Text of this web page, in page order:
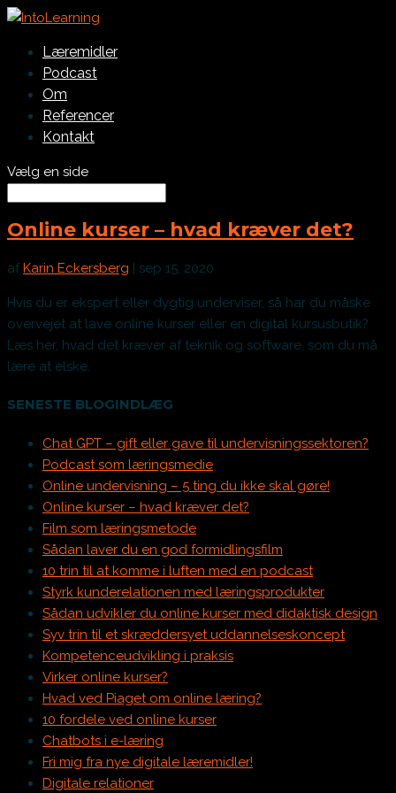
Læremidler
Podcast
Om
Referencer
Kontakt
Vælg en side
Online kurser – hvad kræver det?
afKarin Eckersberg | sep 15, 2020
Hvis du er ekspert eller dygtig underviser, så har du måske
overvejet at lave online kurser eller en digital kursusbutik?
Læs her, hvad det kræver af teknik og software, som du må
lære at elske.
SENESTE BLOGINDLÆG
Chat GPT – gift eller gave til undervisningssektoren?
Podcast som læringsmedie
Online undervisning – 5 ting du ikke skal gøre!
Online kurser – hvad kræver det?
Film som læringsmetode
Sådan laver du en god formidlingsfilm
10 trin til at komme i luften med en podcast
Styrk kunderelationen med læringsprodukter
Sådan udvikler du online kurser med didaktisk design
Syv trin til et skræddersyet uddannelseskoncept
Kompetenceudvikling i praksis
Virker online kurser?
Hvad ved Piaget om online læring?
10 fordele ved online kurser
Chatbots i e-læring
Fri mig fra nye digitale læremidler!
Digitale relationer